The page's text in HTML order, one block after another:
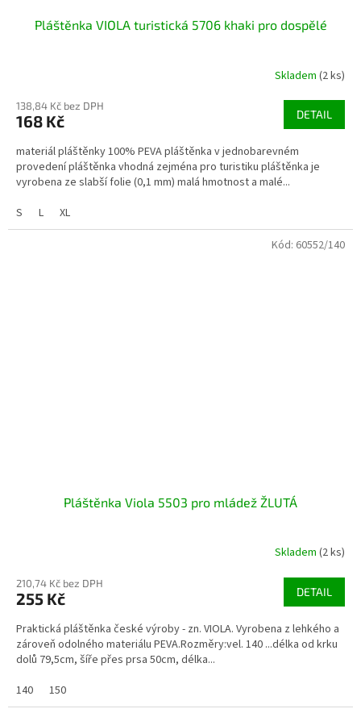
Pláštěnka VIOLA turistická 5706 khaki pro dospělé
Skladem (2 ks)
138,84 Kč bez DPH
168 Kč DETAIL
materiál pláštěnky 100% PEVA pláštěnka v jednobarevném
provedení pláštěnka vhodná zejména pro turistiku pláštěnka je
vyrobena ze slabší folie (0,1 mm) malá hmotnost a malé...
S
L XL
Pláštěnka Viola 5503 pro mládež ŽLUTÁ
Skladem (2 ks)
210,74 Kč bez DPH
255 Kč DETAIL
Praktická pláštěnka české výroby - zn. VIOLA. Vyrobena z lehkého a
zároveň odolného materiálu PEVA.Rozměry:vel. 140 ...délka od krku
dolů 79,5cm, šíře přes prsa 50cm, délka...
140
150
Kód: 60552/140